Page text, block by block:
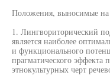
Положения, выносимые
1. Лингвориторический
является наиболее
и функционального
прагматического эффекта
этнокультурных черт